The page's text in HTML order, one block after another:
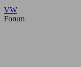
VW
Forum